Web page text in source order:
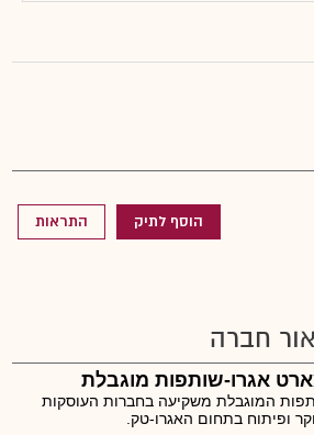
הוסף לתיק התראות
חברה
אגרו-שותפות מוגבלת
המוגבלת משקיעה בחברות העוסקות
ופיתוח בתחום האגרו-טק.